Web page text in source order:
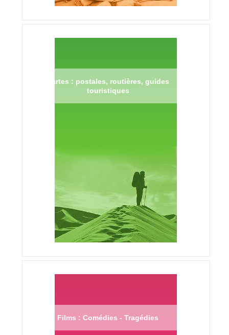
Cartes : postales, routières, guides
touristiques
Films : Comédies - Tragédies